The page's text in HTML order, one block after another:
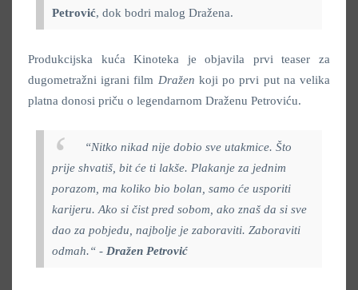
Petrović, dok bodri malog Dražena.
Produkcijska kuća Kinoteka je objavila prvi teaser za
dugometražni igrani film Dražen koji po prvi put na velika
platna donosi priču o legendarnom Draženu Petroviću.
“Nitko nikad nije dobio sve utakmice. Što
prije shvatiš, bit će ti lakše. Plakanje za jednim
porazom, ma koliko bio bolan, samo će usporiti
karijeru. Ako si čist pred sobom, ako znaš da si sve
dao za pobjedu, najbolje je zaboraviti. Zaboraviti
odmah.“ - Dražen Petrović